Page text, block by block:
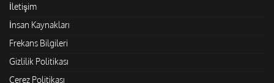
İletişim
İnsan Kaynakları
Frekans Bilgileri
Gizlilik Politikası
Çerez Politikası